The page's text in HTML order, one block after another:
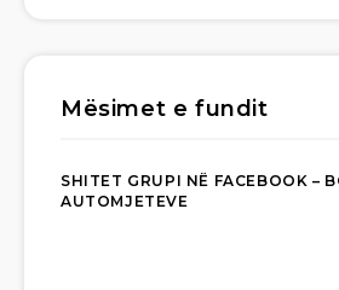
Mësimet e fundit
SHITET GRUPI NË FACEBOOK –
AUTOMJETEVE